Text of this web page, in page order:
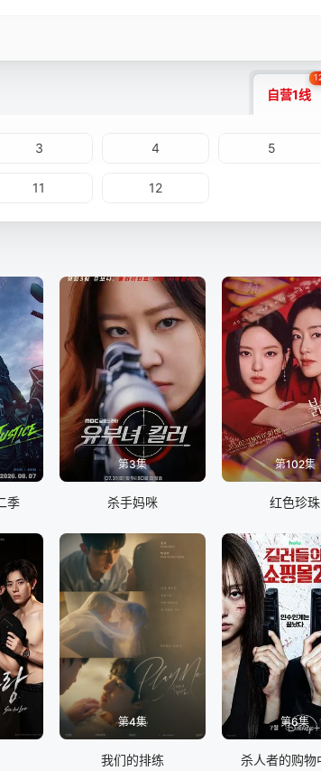
自营1线
3 4 5
11 12
季
第3集
杀手妈咪
第102集
红色珍珠
第4集
我们的排练
第6集
杀人者的购物